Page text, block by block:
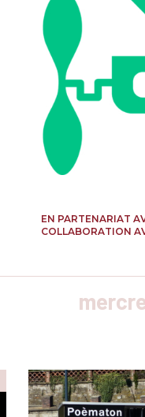
EN PARTENARIAT
COLLABORATION